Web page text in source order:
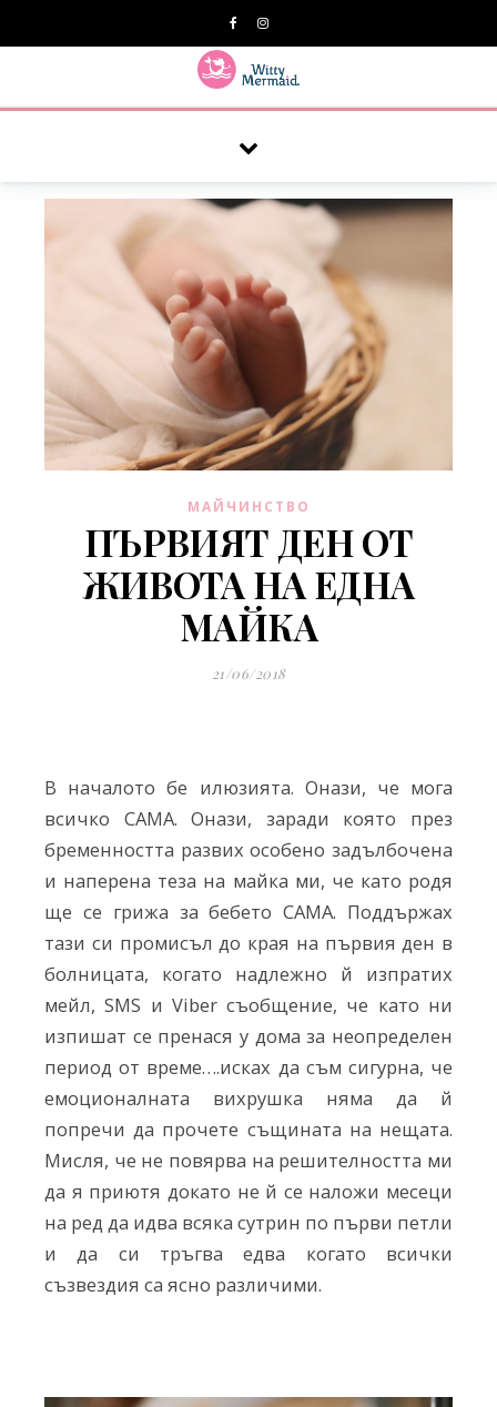
МАЙЧИНСТВО
ПЪРВИЯТ ДЕН ОТ
ЖИВОТА НА ЕДНА
МАЙКА
21/06/2018
В началото бе илюзията. Онази, че мога
всичко САМА. Онази, заради която през
бременността развих особено задълбочена
и наперена теза на майка ми, че като родя
ще се грижа за бебето САМА. Поддържах
тази си промисъл до края на първия ден в
болницата, когато надлежно й изпратих
мейл, SMS и Viber съобщение, че като ни
изпишат се пренася у дома за неопределен
период от време….исках да съм сигурна, че
емоционалната вихрушка няма да й
попречи да прочете същината на нещата.
Мисля, че не повярва на решителността ми
да я приютя докато не й се наложи месеци
на ред да идва всяка сутрин по първи петли
и да си тръгва едва когато всички
съзвездия са ясно различими.